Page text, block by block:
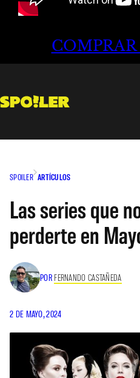
SPOILER ARTÍCULOS
Las series que
perderte en
POR FERNANDO CASTAÑEDA
2 DE MAYO, 2024